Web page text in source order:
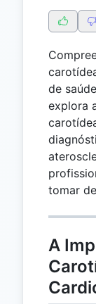
de
explora
tomar
A